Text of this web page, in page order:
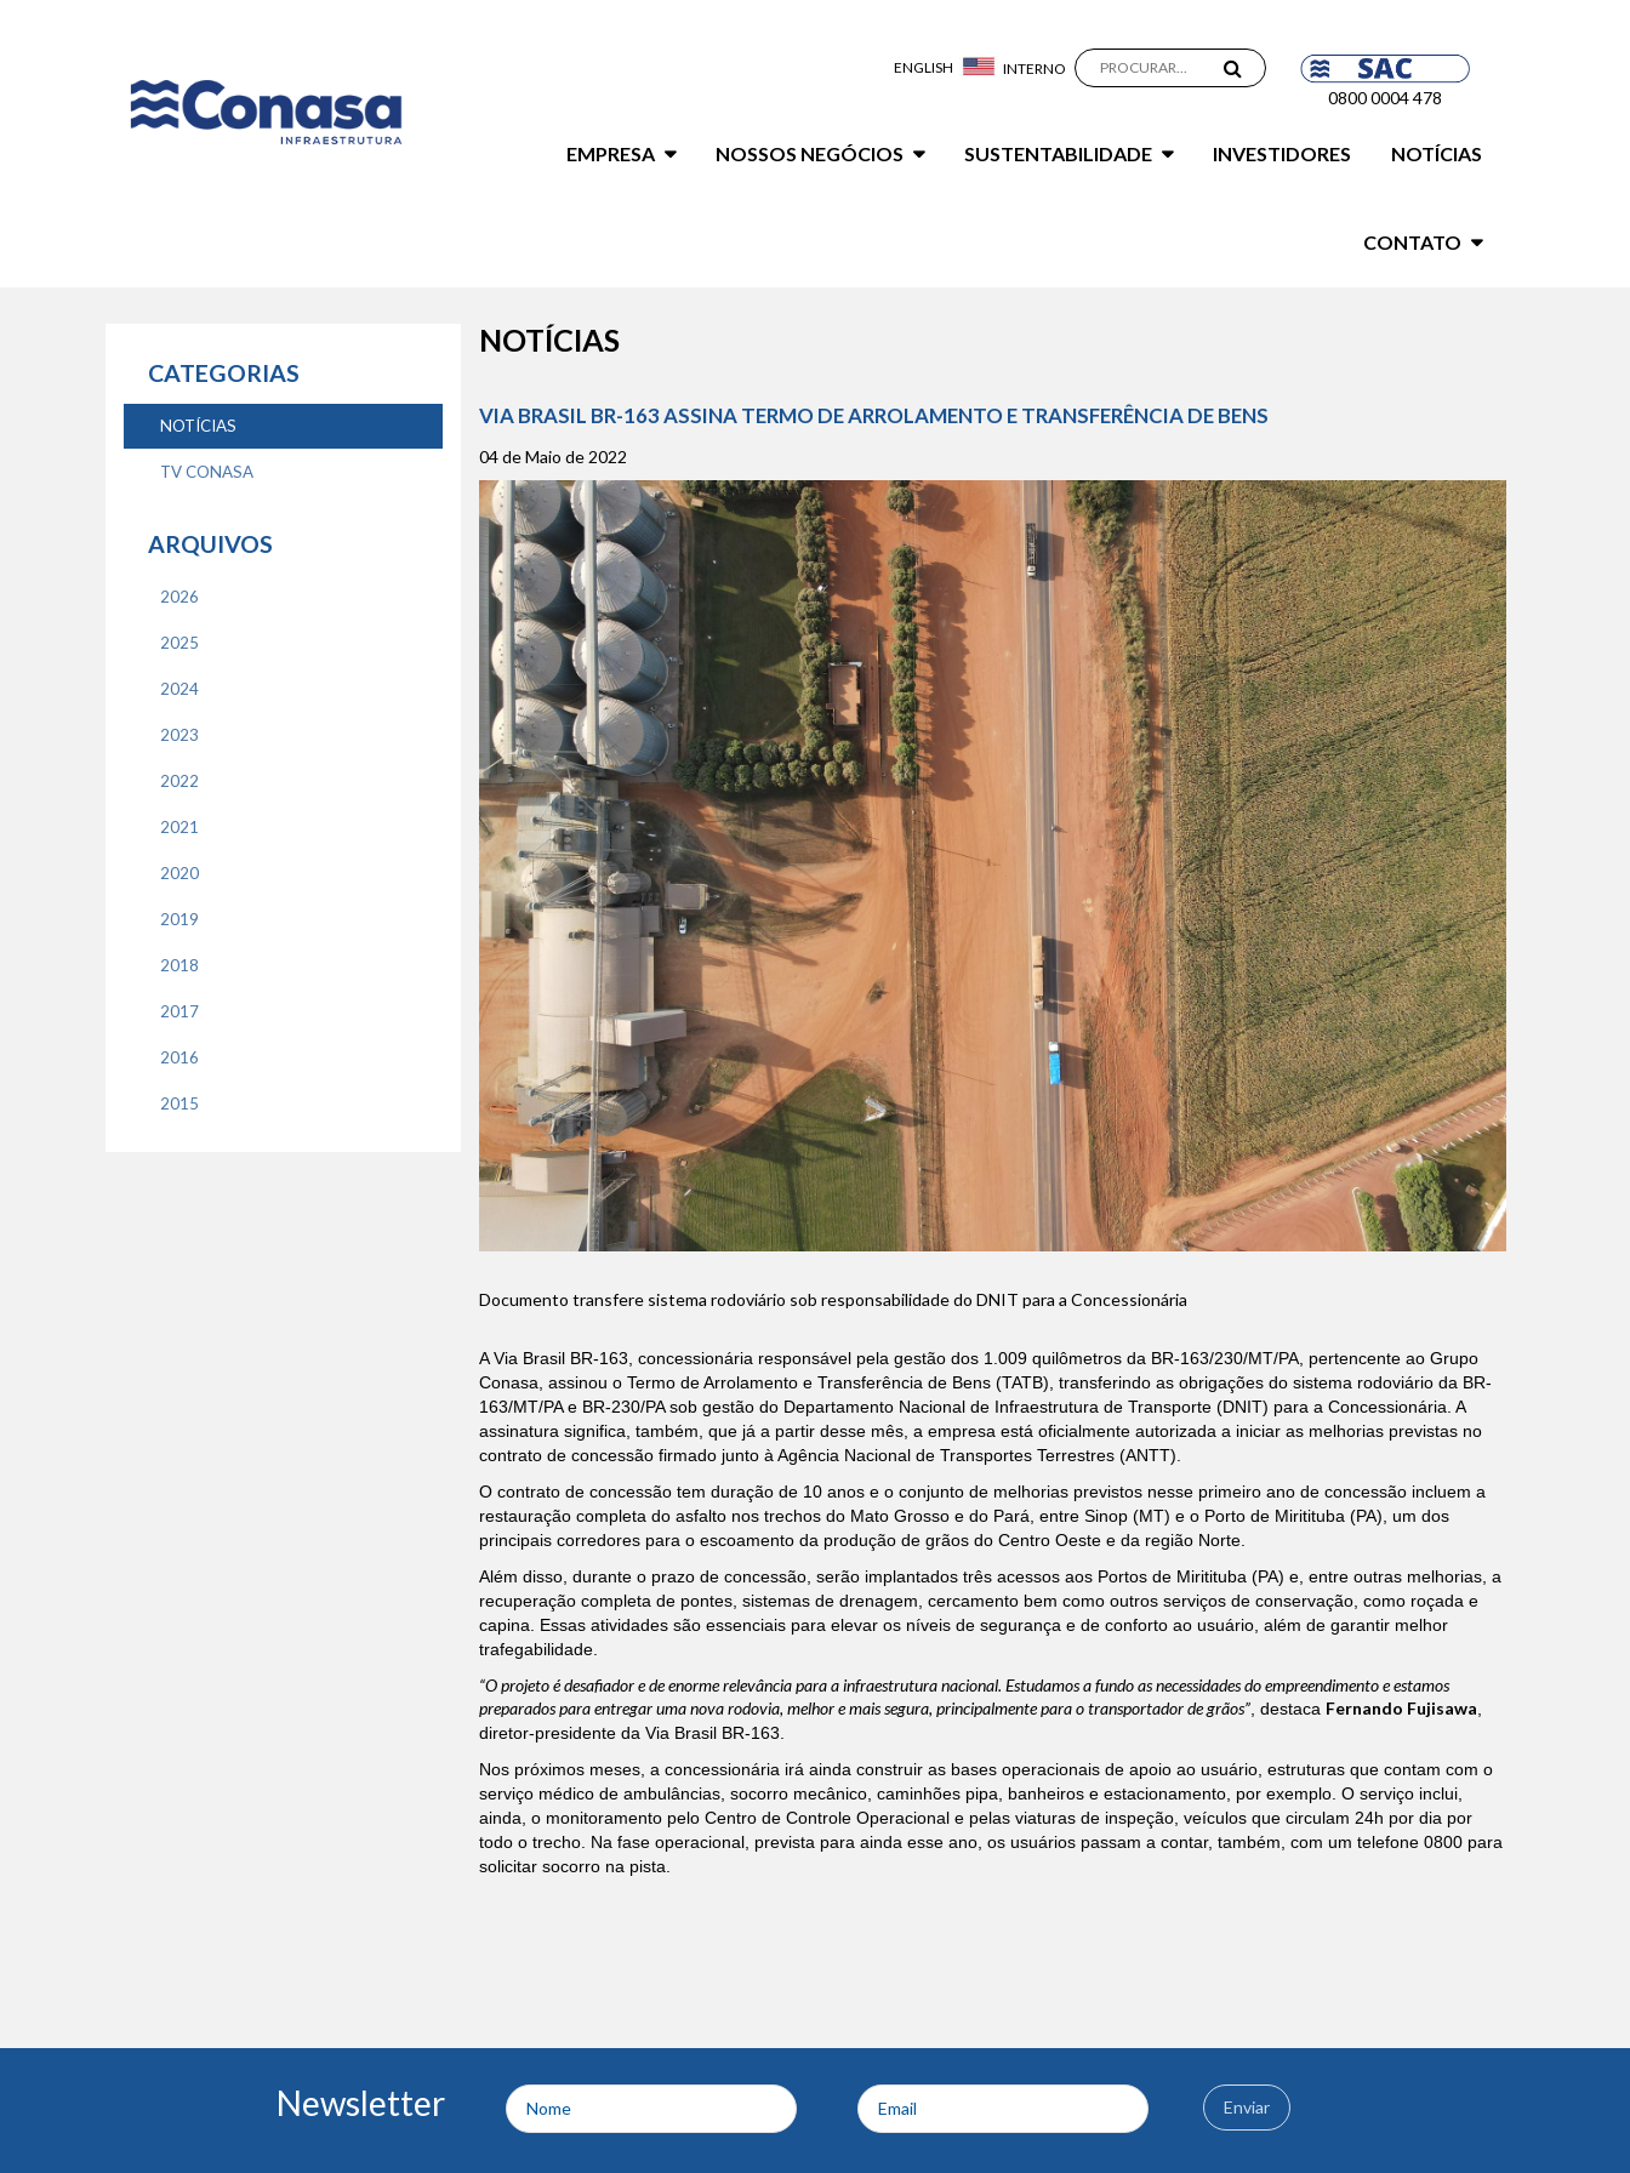
ENGLISH INTERNO
0800 0004 478
principalEMPRESA NOSSOS NEGÓCIOS SUSTENTABILIDADE INVESTIDORES NOTÍCIAS
CONTATO
CATEGORIAS
NOTÍCIAS
TV CONASA
ARQUIVOS
2026
2025
2024
2023
2022
2021
2020
2019
2018
2017
2016
2015
NOTÍCIAS
VIA BRASIL BR-163 ASSINA TERMO DE ARROLAMENTO E TRANSFERÊNCIA DE BENS
04 de Maio de 2022
Documento transfere sistema rodoviário sob responsabilidade do DNIT para a Concessionária
A Via Brasil BR-163, concessionária responsável pela gestão dos 1.009 quilômetros da BR-163/230/MT/PA, pertencente ao Grupo
Conasa, assinou o Termo de Arrolamento e Transferência de Bens (TATB), transferindo as obrigações do sistema rodoviário da BR-
163/MT/PA e BR-230/PA sob gestão do Departamento Nacional de Infraestrutura de Transporte (DNIT) para a Concessionária. A
assinatura significa, também, que já a partir desse mês, a empresa está oficialmente autorizada a iniciar as melhorias previstas no
contrato de concessão firmado junto à Agência Nacional de Transportes Terrestres (ANTT).
O contrato de concessão tem duração de 10 anos e o conjunto de melhorias previstos nesse primeiro ano de concessão incluem a
restauração completa do asfalto nos trechos do Mato Grosso e do Pará, entre Sinop (MT) e o Porto de Miritituba (PA), um dos
principais corredores para o escoamento da produção de grãos do Centro Oeste e da região Norte.
Além disso, durante o prazo de concessão, serão implantados três acessos aos Portos de Miritituba (PA) e, entre outras melhorias, a
recuperação completa de pontes, sistemas de drenagem, cercamento bem como outros serviços de conservação, como roçada e
capina. Essas atividades são essenciais para elevar os níveis de segurança e de conforto ao usuário, além de garantir melhor
trafegabilidade.
“O projeto é desafiador e de enorme relevância para a infraestrutura nacional. Estudamos a fundo as necessidades do empreendimento e estamos
preparados para entregar uma nova rodovia, melhor e mais segura, principalmente para o transportador de grãos”, destaca Fernando Fujisawa
diretor-presidente da Via Brasil BR-163.
Nos próximos meses, a concessionária irá ainda construir as bases operacionais de apoio ao usuário, estruturas que contam com o
serviço médico de ambulâncias, socorro mecânico, caminhões pipa, banheiros e estacionamento, por exemplo. O serviço inclui,
ainda, o monitoramento pelo Centro de Controle Operacional e pelas viaturas de inspeção, veículos que circulam 24h por dia por
todo o trecho. Na fase operacional, prevista para ainda esse ano, os usuários passam a contar, também, com um telefone 0800 para
solicitar socorro na pista.
Newsletter Enviar